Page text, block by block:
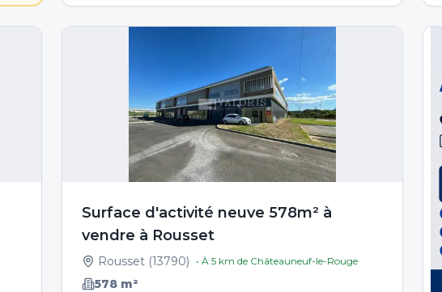
Surface d'activité neuve 578m² à
vendre à Rousset
Rousset (13790) • À5 km de Châteauneuf-le-Rouge
578 m²